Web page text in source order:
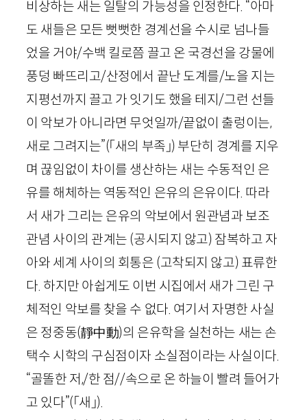
비상하는 새는 일탈의 가능성을 인정한다. “아마
도 새들은 모든 뻣뻣한 경계선을 수시로 넘나들
었을 거야/수백 킬로쯤 끌고 온 국경선을 강물에
풍덩 빠뜨리고/산정에서 끝난 도계를/노을 지는
지평선까지 끌고 가 잇기도 했을 테지/그런 선들
이 악보가 아니라면 무엇일까/끝없이 출렁이는,
새로 그려지는”(「새의 부족」) 부단히 경계를 지우
며 끊임없이 차이를 생산하는 새는 수동적인 은
유를 해체하는 역동적인 은유의 은유이다. 따라
서 새가 그리는 은유의 악보에서 원관념과 보조
관념 사이의 관계는 (공시되지 않고) 잠복하고 자
아와 세계 사이의 회통은 (고착되지 않고) 표류한
다. 하지만 아쉽게도 이번 시집에서 새가 그린 구
체적인 악보를 찾을 수 없다. 여기서 자명한 사실
은 정중동(靜中動)의 은유학을 실천하는 새는 손
택수 시학의 구심점이자 소실점이라는 사실이다.
“골똘한 저,/한 점//속으로 온 하늘이 빨려 들어가
고 있다”(「새」).